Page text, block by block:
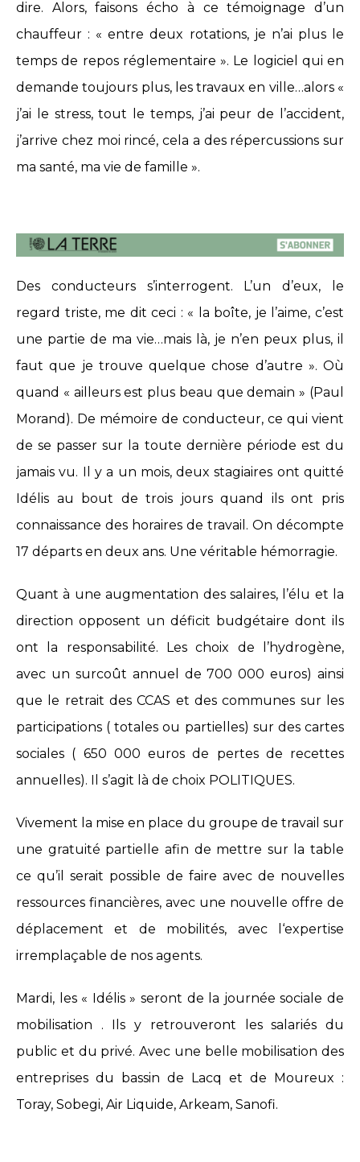
dire. Alors, faisons écho à ce témoignage d’un
chauffeur : « entre deux rotations, je n’ai plus le
temps de repos réglementaire ». Le logiciel qui en
demande toujours plus, les travaux en ville…alors «
j’ai le stress, tout le temps, j’ai peur de l’accident,
j’arrive chez moi rincé, cela a des répercussions sur
ma santé, ma vie de famille ».
Des conducteurs s’interrogent. L’un d’eux, le
regard triste, me dit ceci : « la boîte, je l’aime, c’est
une partie de ma vie…mais là, je n’en peux plus, il
faut que je trouve quelque chose d’autre ». Où
quand « ailleurs est plus beau que demain » (Paul
Morand). De mémoire de conducteur, ce qui vient
de se passer sur la toute dernière période est du
jamais vu. Il y a un mois, deux stagiaires ont quitté
Idélis au bout de trois jours quand ils ont pris
connaissance des horaires de travail. On décompte
17 départs en deux ans. Une véritable hémorragie.
Quant à une augmentation des salaires, l’élu et la
direction opposent un déficit budgétaire dont ils
ont la responsabilité. Les choix de l’hydrogène,
avec un surcoût annuel de 700 000 euros) ainsi
que le retrait des CCAS et des communes sur les
participations ( totales ou partielles) sur des cartes
sociales ( 650 000 euros de pertes de recettes
annuelles). Il s’agit là de choix POLITIQUES.
Vivement la mise en place du groupe de travail sur
une gratuité partielle afin de mettre sur la table
ce qu’il serait possible de faire avec de nouvelles
ressources financières, avec une nouvelle offre de
déplacement et de mobilités, avec l‘expertise
irremplaçable de nos agents.
Mardi, les « Idélis » seront de la journée sociale de
mobilisation . Ils y retrouveront les salariés du
public et du privé. Avec une belle mobilisation des
entreprises du bassin de Lacq et de Moureux :
Toray, Sobegi, Air Liquide, Arkeam, Sanofi.